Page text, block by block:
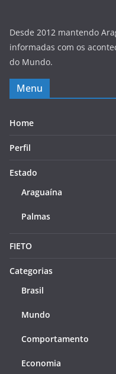
Desde 2012 mantendo
informadas com os
do Mundo.
Menu
Home
Perfil
Estado
Araguaína
Palmas
FIETO
Categorias
Brasil
Mundo
Comportamento
Economia